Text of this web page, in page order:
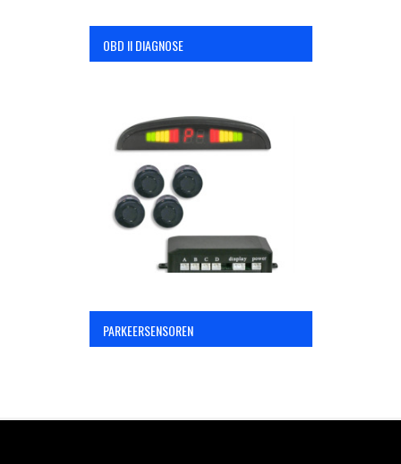
OBD II DIAGNOSE
PARKEERSENSOREN